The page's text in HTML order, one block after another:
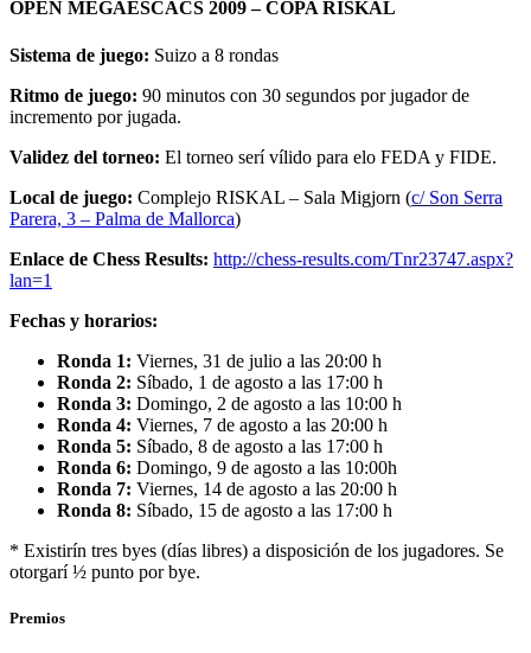
OPEN MEGAESCACS 2009 – COPA RISKAL
Sistema de juego: Suizo a 8 rondas
Ritmo de juego: 90 minutos con 30 segundos por jugador de
incremento por jugada.
Validez del torneo: El torneo serí vílido para elo FEDA y FIDE.
Local de juego: Complejo RISKAL – Sala Migjorn (c/ Son Serra
Parera, 3 – Palma de Mallorca)
Enlace de Chess Results: http://chess-results.com/Tnr23747.aspx?
lan=1
Fechas y horarios:
Ronda 1: Viernes, 31 de julio a las 20:00 h
Ronda 2: Síbado, 1 de agosto a las 17:00 h
Ronda 3: Domingo, 2 de agosto a las 10:00 h
Ronda 4: Viernes, 7 de agosto a las 20:00 h
Ronda 5: Síbado, 8 de agosto a las 17:00 h
Ronda 6: Domingo, 9 de agosto a las 10:00h
Ronda 7: Viernes, 14 de agosto a las 20:00 h
Ronda 8: Síbado, 15 de agosto a las 17:00 h
* Existirín tres byes (dí­as libres) a disposición de los jugadores. Se
otorgarí ½ punto por bye.
Premios